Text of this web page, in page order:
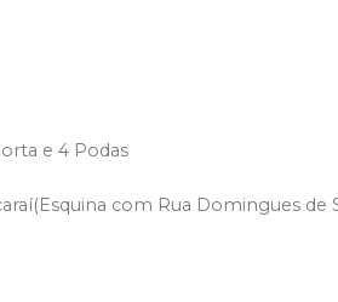
e 4 Podas
com Rua Domingues de